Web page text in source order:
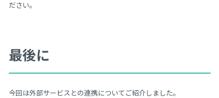
ださい。
最後に
今回は外部サービスとの連携についてご紹介しました。